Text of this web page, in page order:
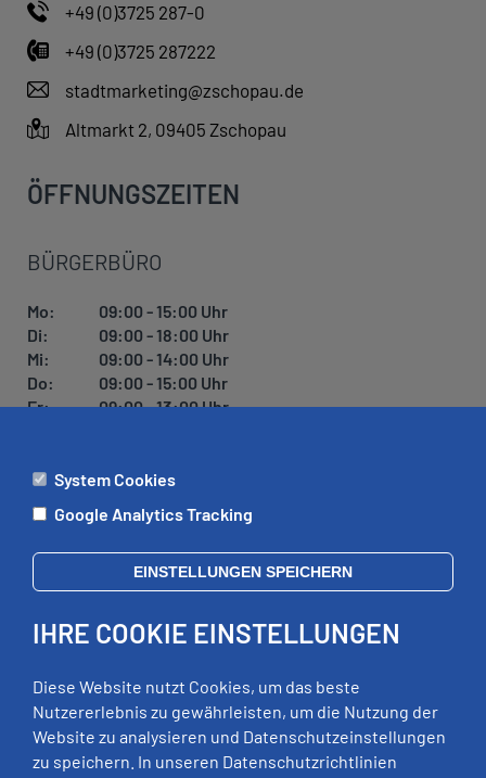
+49 (0)3725 287-0
+49 (0)3725 287222
stadtmarketing@zschopau.de
Altmarkt 2, 09405 Zschopau
ÖFFNUNGSZEITEN
BÜRGERBÜRO
Mo:
09:00 - 15:00 Uhr
Di:
09:00 - 18:00 Uhr
Mi:
09:00 - 14:00 Uhr
Do:
09:00 - 15:00 Uhr
Fr:
09:00 - 13:00 Uhr
ÄMTER
Di:
09:00 - 12:00 Uhr, 13:00 - 18:00 Uhr
Mi:
geschlossen
Fr:
09:00 - 12:00 Uhr
RECHTLICHES
System Cookies
Google Analytics Tracking
EINSTELLUNGEN SPEICHERN
IHRE COOKIE EINSTELLUNGEN
Diese Website nutzt Cookies, um das beste
Nutzererlebnis zu gewährleisten, um die Nutzung der
Website zu analysieren und Datenschutzeinstellungen
zu speichern. In unseren Datenschutzrichtlinien